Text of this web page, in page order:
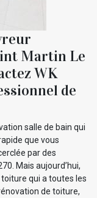
Martin Le
WK
de
salle de bain qui
que vous
par des
Mais aujourd’hui,
qui a toutes les
de toiture,